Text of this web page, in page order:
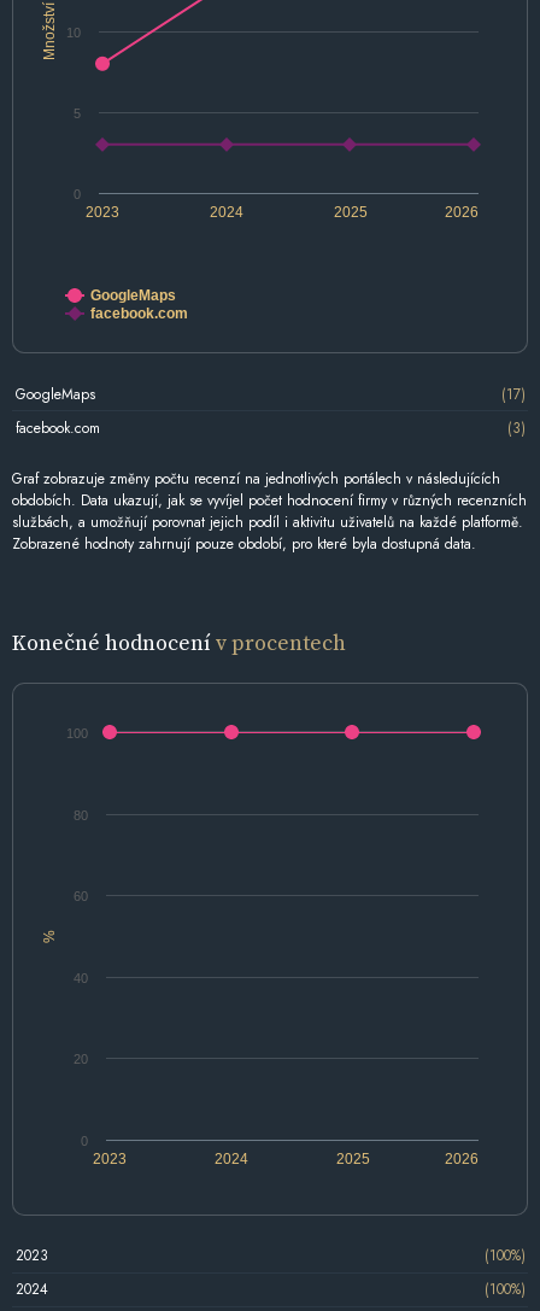
Množství
2024 2026
2023 2025
10
0
5
GoogleMaps
facebook.com
GoogleMaps
(17)
facebook.com
(3)
Graf zobrazuje změny počtu recenzí na jednotlivých portálech v následujících
obdobích. Data ukazují, jak se vyvíjel počet hodnocení firmy v různých recenzních
službách, a umožňují porovnat jejich podíl i aktivitu uživatelů na každé platformě.
Zobrazené hodnoty zahrnují pouze období, pro které byla dostupná data.
Konečné hodnocenív procentech
%
2024 2026
2023 2025
0
20
40
60
80
100
2023
(100%)
2024
(100%)